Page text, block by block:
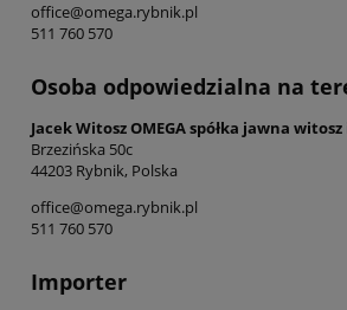
office@omega.rybnik.pl
511 760 570
Osoba odpowiedzialna na
Jacek Witosz OMEGA spółka jawna witosz
Brzezińska 50c
44203 Rybnik, Polska
office@omega.rybnik.pl
511 760 570
Importer